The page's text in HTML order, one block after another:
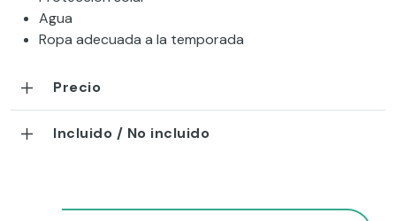
Agua
Ropa adecuada a la temporada
Precio
Incluido / No incluido